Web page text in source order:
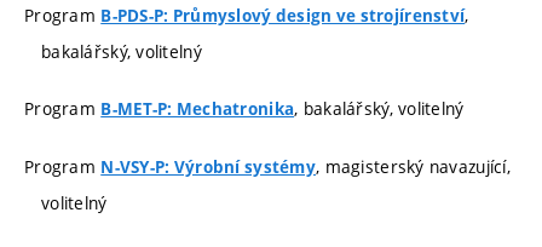
Program B-PDS-P: Průmyslový design ve strojírenství,
bakalářský, volitelný
Program B-MET-P: Mechatronika, bakalářský, volitelný
Program N-VSY-P: Výrobní systémy, magisterský navazující,
volitelný